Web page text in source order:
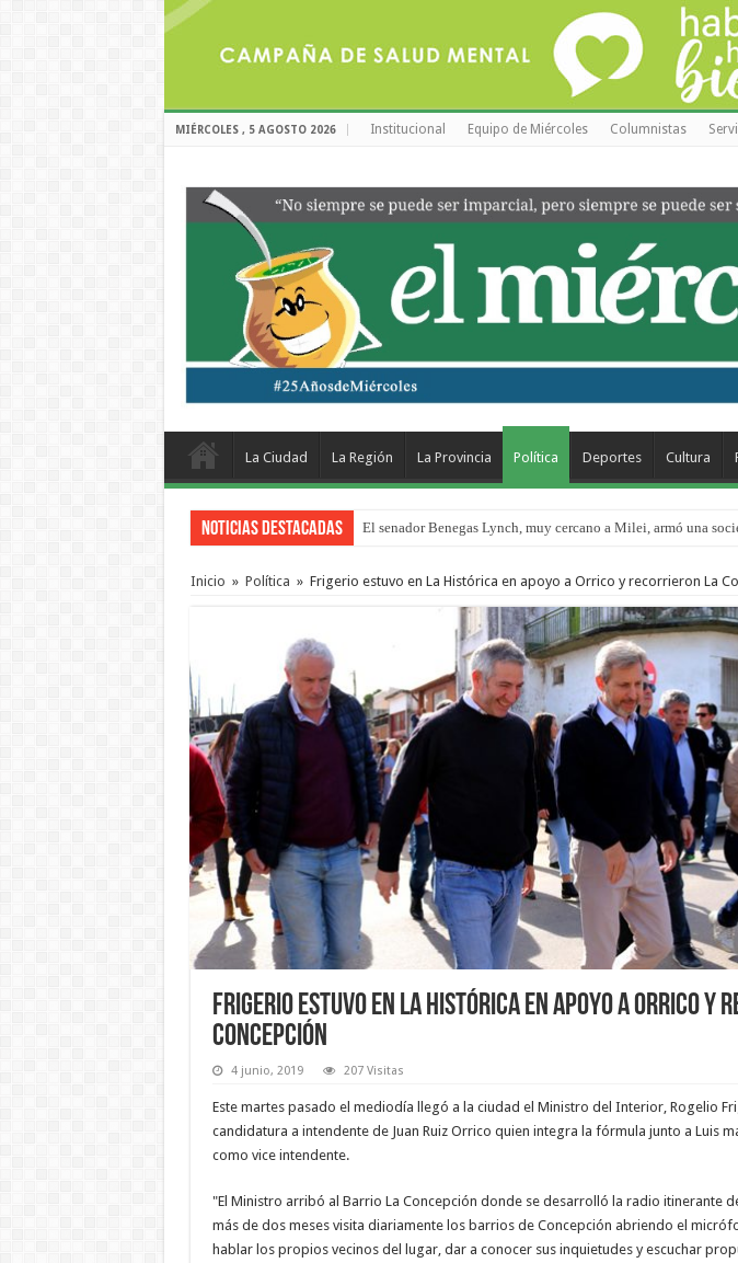
MIÉRCOLES , 5 AGOSTO 2026 Institucional Equipo de Miércoles Columnistas
La Ciudad La Región La Provincia Política Deportes Cultura
Noticias Destacadas El senador Benegas Lynch, muy cercano a Milei, armó una
El gobierno baja el capítulo de extranjerización de tierras
Inicio » Política » Frigerio estuvo en La Histórica en apoyo a Orrico y recorrieron La
Frigerio estuvo en La Histórica en apoyo a Orrico y
Concepción
4 junio, 2019 207 Visitas
Este martes pasado el mediodía llegó a la ciudad el Ministro del Interior, Rogelio
candidatura a intendente de Juan Ruiz Orrico quien integra la fórmula junto a Luis
como vice intendente.
"El Ministro arribó al Barrio La Concepción donde se desarrolló la radio itinerante
más de dos meses visita diariamente los barrios de Concepción abriendo el
hablar los propios vecinos del lugar, dar a conocer sus inquietudes y escuchar